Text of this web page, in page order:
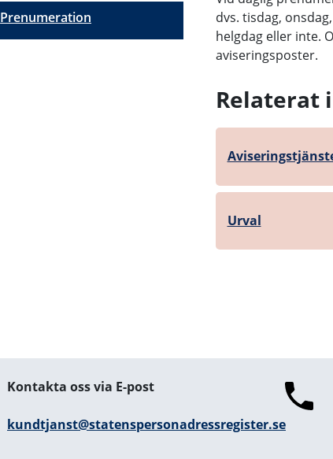
Prenumeration
dvs. tisdag,
helgdag eller inte.
aviseringsposter.
Relaterat
Urval
Kontakta oss via E-post
kundtjanst@statenspersonadressregister.se